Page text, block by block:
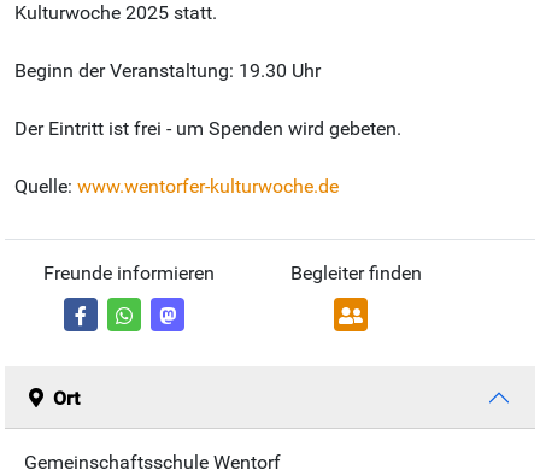
Kulturwoche 2025 statt.
Beginn der Veranstaltung: 19.30 Uhr
Der Eintritt ist frei - um Spenden wird gebeten.
Quelle: www.wentorfer-kulturwoche.de
Freunde informieren Begleiter finden
Ort
Gemeinschaftsschule Wentorf